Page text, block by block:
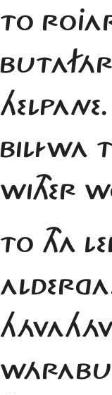
TO
BILÍWA
WITHER
TO THA